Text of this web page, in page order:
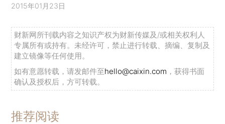
2015年01月23日
财新网所刊载内容之知识产权为财新传媒及/或相关权利人
专属所有或持有。未经许可，禁止进行转载、摘编、复制及
建立镜像等任何使用。
如有意愿转载，请发邮件至hello@caixin.com ，获得书面
确认及授权后，方可转载。
推荐阅读